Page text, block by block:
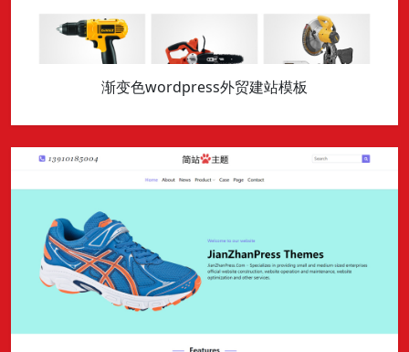
渐变色wordpress外贸建站模板